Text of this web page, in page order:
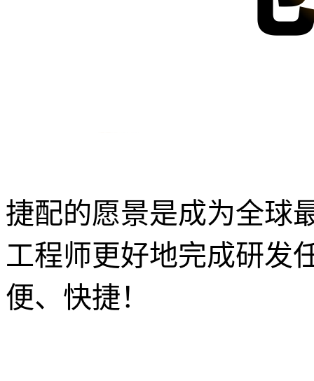
捷配的愿景是成为全球
工程师更好地完成研发
便、快捷！